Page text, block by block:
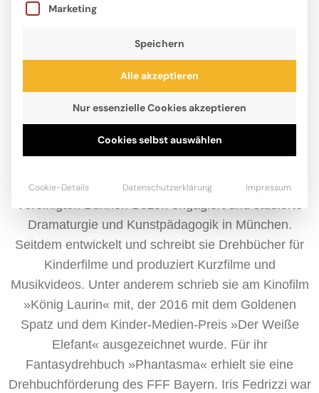
Iris Fedrizzi hat eine besondere Vorliebe für
dreier Kinder war für mehrere Produktionen an den
Vereinigten Bühnen Bozen engagiert und studierte
Dramaturgie und Kunstpädagogik in München.
Seitdem entwickelt und schreibt sie Drehbücher für
Kinderfilme und produziert Kurzfilme und
Musikvideos. Unter anderem schrieb sie am Kinofilm
»König Laurin« mit, der 2016 mit dem Goldenen
Spatz und dem Kinder-Medien-Preis »Der Weiße
Elefant« ausgezeichnet wurde. Für ihr
Fantasydrehbuch »Phantasma« erhielt sie eine
Drehbuchförderung des FFF Bayern. Iris Fedrizzi war
Marketing
Speichern
Alle akzeptieren
Nur essenzielle Cookies akzeptieren
Cookies selbst auswählen
Cookie-Details Datenschutzerklärung Impressum